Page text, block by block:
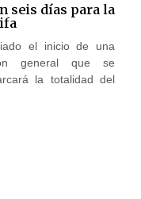
seis días para la
el inicio de una
general que se
la totalidad del